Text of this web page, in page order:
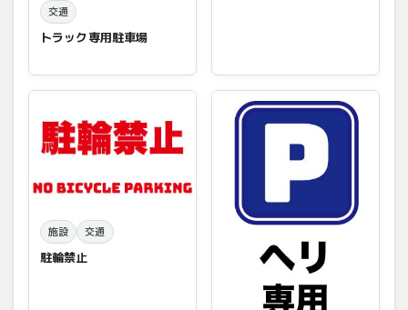
交通
トラック専用駐車場
施設 交通
駐輪禁止